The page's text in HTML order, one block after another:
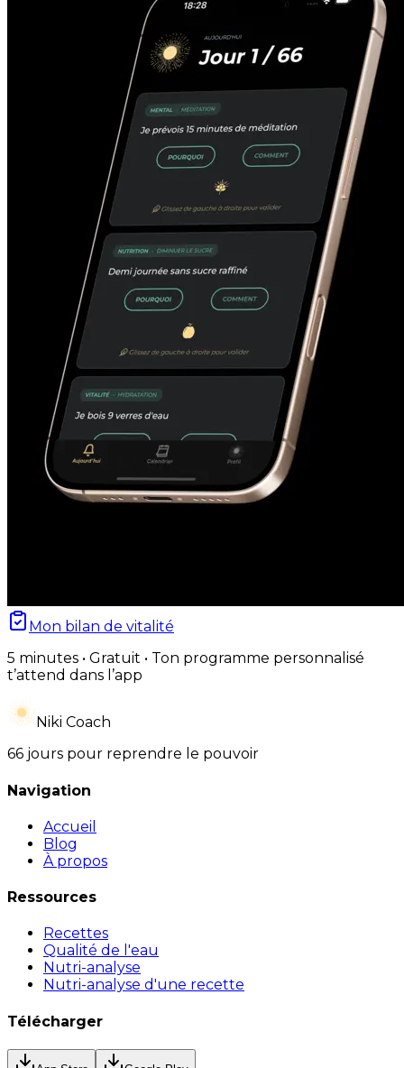
Mon bilan de vitalité
5 minutes • Gratuit • Ton programme personnalisé
t’attend dans l’app
Niki Coach
66 jours pour reprendre le pouvoir
Navigation
Accueil
Blog
À propos
Ressources
Recettes
Qualité de l'eau
Nutri-analyse
Nutri-analyse d'une recette
Télécharger